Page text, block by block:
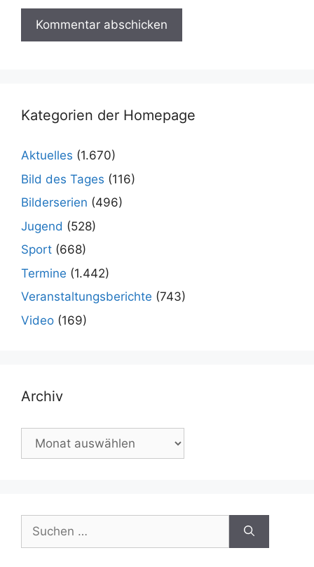
Kategorien der Homepage
Aktuelles (1.670)
Bild des Tages (116)
Bilderserien (496)
Jugend (528)
Sport (668)
Termine (1.442)
Veranstaltungsberichte (743)
Video (169)
Archiv
Archiv
nach: